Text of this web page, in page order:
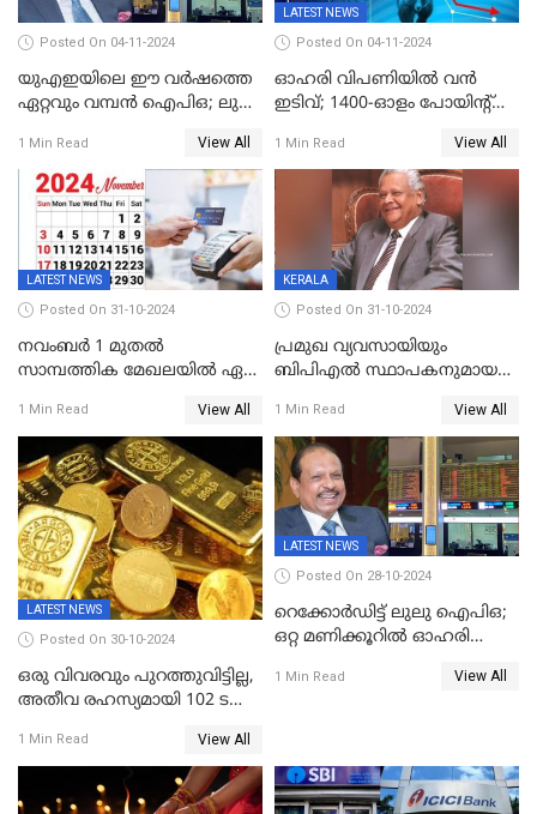
Posted On 04-11-2024
യുഎഇയിലെ ഈ വർഷത്തെ
ഏറ്റവും വമ്പൻ ഐപിഒ; ലുലു
സമാപനം,വൻ ഡിമാൻഡ്;
വിൽപന 30
ശതമാനത്തിലേക്ക് ഉയർത്തി
1 Min Read View All
LATEST NEWS
Posted On 04-11-2024
ഓഹരി വിപണിയിൽ വൻ
ഇടിവ്; 1400-ഓളം പോയിൻ്റ്
സെൻസെക്സ്;രൂപയുടെ
മൂല്യം വീണ്ടും റെക്കോര്‍ഡ്
താഴ്ചയില്‍
1 Min Read View All
LATEST NEWS
Posted On 31-10-2024
നവംബർ 1 മുതൽ
സാമ്പത്തിക മേഖലയിൽ ഏഴ്
ടിക്കറ്റ് ബുക്കിംഗ് മുതൽ
എൽപിജി വരെ...
1 Min Read View All
KERALA
Posted On 31-10-2024
പ്രമുഖ വ്യവസായിയും
ബിപിഎല്‍ സ്ഥാപകനുമായ
1 Min Read View All
LATEST NEWS
Posted On 30-10-2024
ഒരു വിവരവും പുറത്തുവിട്ടില്ല,
അതീവ രഹസ്യമായി 102 ടൺ
ഇന്ത്യയിലേക്കെത്തിച്ചു
1 Min Read View All
LATEST NEWS
Posted On 28-10-2024
റെക്കോർഡിട്ട് ലുലു ഐപിഒ;
ഒറ്റ മണിക്കൂറിൽ ഓഹരി
നിന്നും വാങ്ങാം, ഓഹരിക്ക്
1 Min Read View All